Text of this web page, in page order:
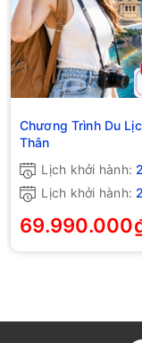
Chương Trình Du
Thân
Lịch khởi hành:
Lịch khởi hành: